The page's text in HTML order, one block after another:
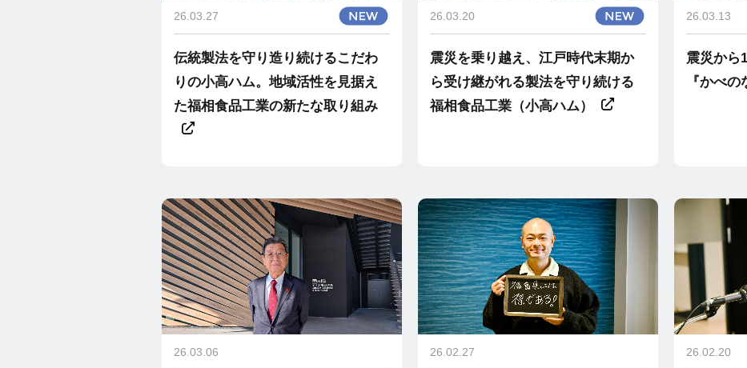
26.03.27
伝統製法を守り造り続けるこだわ
りの小高ハム。地域活性を見据え
た福相食品工業の新たな取り組み
26.03.20
震災を乗り越え、江戸時代末期か
ら受け継がれる製法を守り続ける
福相食品工業（小高ハム）
26.03.13
震災か
『かべ
26.03.06 26.02.27 26.02.20